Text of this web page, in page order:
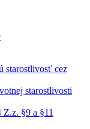
starostlivosť cez
starostlivosti
§9 a §11